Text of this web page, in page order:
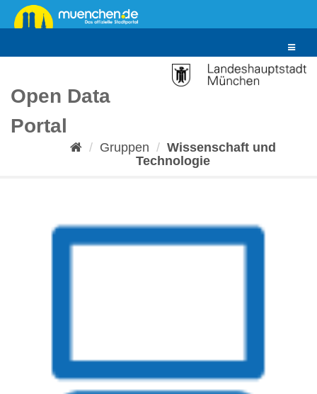
Überspringen
zum
Toggle
Open Data
Portal
Gruppen
Wissenschaft und
Technologie